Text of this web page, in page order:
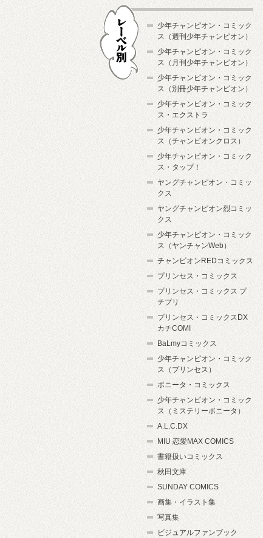
少年チャンピオン・コミック
ス（週刊少年チャンピオン）
少年チャンピオン・コミック
ス（月刊少年チャンピオン）
少年チャンピオン・コミック
ス（別冊少年チャンピオン）
少年チャンピオン・コミック
ス・エクストラ
少年チャンピオン・コミック
ス（チャンピオンクロス）
少年チャンピオン・コミック
ス・タップ！
ヤングチャンピオン・コミッ
クス
ヤングチャンピオン烈コミッ
クス
少年チャンピオン・コミック
ス（ヤンチャンWeb）
チャンピオンREDコミックス
プリンセス・コミックス
プリンセス・コミックス プ
チプリ
プリンセス・コミックスDX
カチCOMI
BaLmyコミックス
少年チャンピオン・コミック
ス（プリンセス）
ボニータ・コミックス
少年チャンピオン・コミック
ス（ミステリーボニータ）
A.L.C.DX
MIU 恋愛MAX COMICS
書籍扱いコミックス
秋田文庫
SUNDAY COMICS
画集・イラスト集
写真集
ビジュアルファンブック